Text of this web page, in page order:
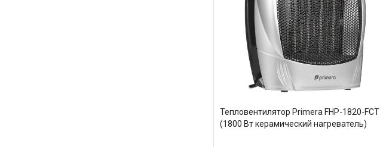
Тепловентилятор Primera FHP-1820-FCT
(1800 Вт керамический нагреватель)